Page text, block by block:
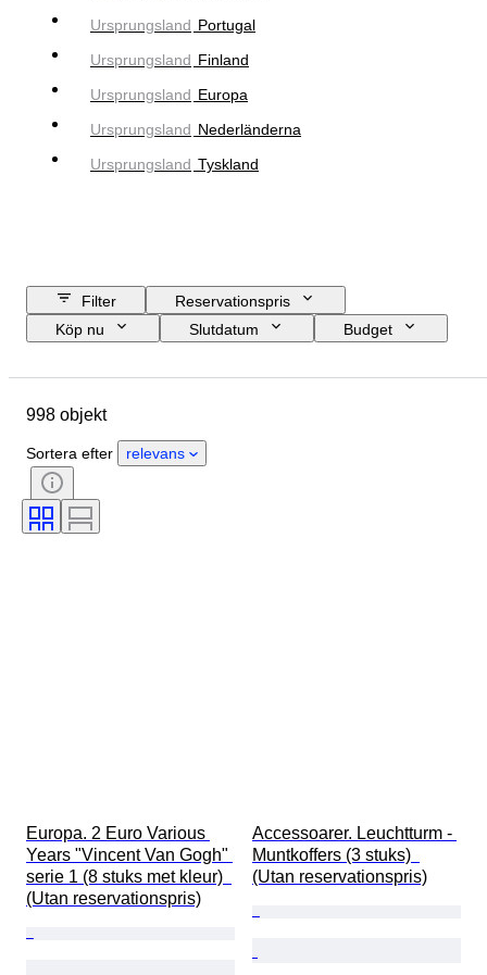
Ursprungsland Portugal
Ursprungsland Finland
Ursprungsland Europa
Ursprungsland Nederländerna
Ursprungsland Tyskland
Filter
Reservationspris
Köp nu
Slutdatum
Budget
Valuta
998 objekt
Sortera efter relevans
Europa. 2 Euro Various
Years "Vincent Van Gogh"
serie 1 (8 stuks met kleur)
(Utan reservationspris)
Accessoarer. Leuchtturm -
Muntkoffers (3 stuks)
(Utan reservationspris)